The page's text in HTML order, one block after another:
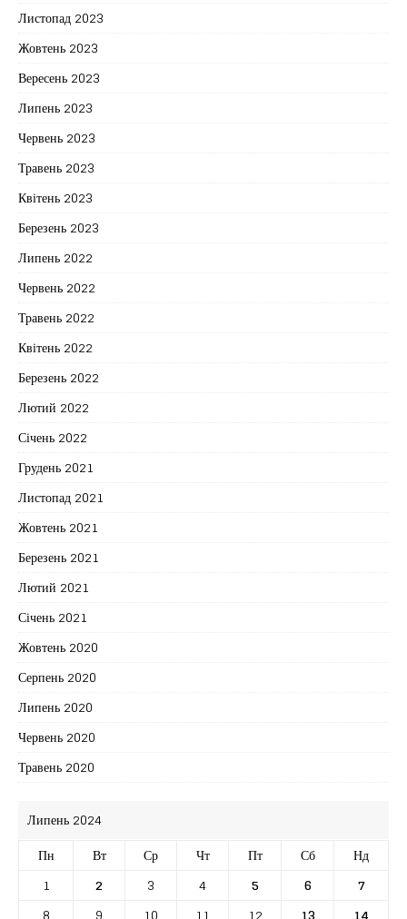
Листопад 2023
Жовтень 2023
Вересень 2023
Липень 2023
Червень 2023
Травень 2023
Квітень 2023
Березень 2023
Липень 2022
Червень 2022
Травень 2022
Квітень 2022
Березень 2022
Лютий 2022
Січень 2022
Грудень 2021
Листопад 2021
Жовтень 2021
Березень 2021
Лютий 2021
Січень 2021
Жовтень 2020
Серпень 2020
Липень 2020
Червень 2020
Травень 2020
Липень 2024
Пн
Вт Ср Чт Пт Сб
Нд
1
2 3 4 5 6
7